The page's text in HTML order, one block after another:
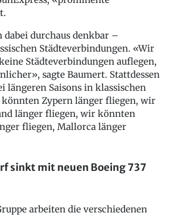
dabei durchaus denkbar –
Städteverbindungen. «Wir
Städteverbindungen auflegen,
sagte Baumert. Stattdessen
längeren Saisons in klassischen
Zypern länger fliegen, wir
länger fliegen, wir könnten
fliegen, Mallorca länger
sinkt mit neuen Boeing 737
arbeiten die verschiedenen